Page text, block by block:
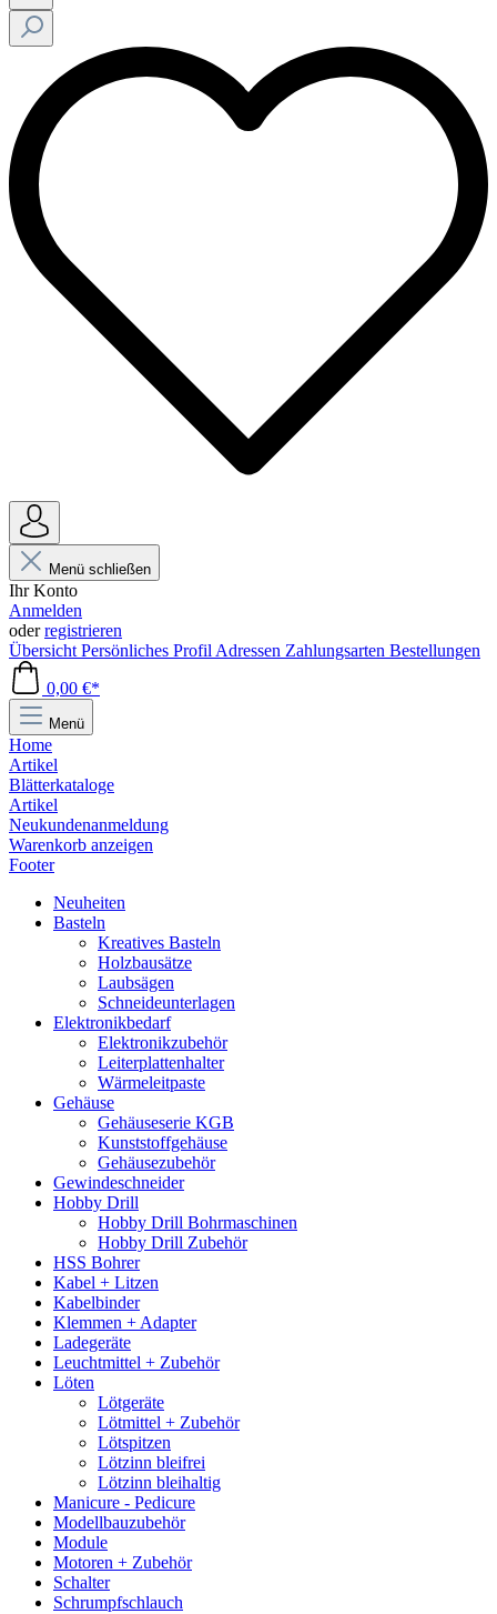
Menü schließen
Ihr Konto
Anmelden
oderregistrieren
Übersicht Persönliches Profil Adressen Zahlungsarten Bestellungen
0,00 €*
Menü
Home
Artikel
Blätterkataloge
Artikel
Neukundenanmeldung
Warenkorb anzeigen
Footer
Neuheiten
Basteln
Kreatives Basteln
Holzbausätze
Laubsägen
Schneideunterlagen
Elektronikbedarf
Elektronikzubehör
Leiterplattenhalter
Wärmeleitpaste
Gehäuse
Gehäuseserie KGB
Kunststoffgehäuse
Gehäusezubehör
Gewindeschneider
Hobby Drill
Hobby Drill Bohrmaschinen
Hobby Drill Zubehör
HSS Bohrer
Kabel + Litzen
Kabelbinder
Klemmen + Adapter
Ladegeräte
Leuchtmittel + Zubehör
Löten
Lötgeräte
Lötmittel + Zubehör
Lötspitzen
Lötzinn bleifrei
Lötzinn bleihaltig
Manicure - Pedicure
Modellbauzubehör
Module
Motoren + Zubehör
Schalter
Schrumpfschlauch